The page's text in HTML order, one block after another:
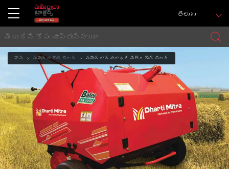
తెలుగు
హోమ్ మహీంద్రా రౌండ్ బేలర్‌ మహీంద్రా ద్వారా ధరి మిత్ర రౌండ్ బేలర్